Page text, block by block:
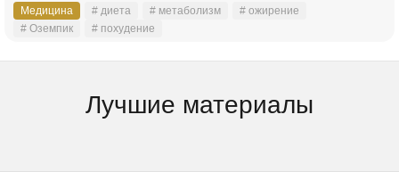
Медицина # диета # метаболизм
# ожирение
# Оземпик
# похудение
Лучшие материалы